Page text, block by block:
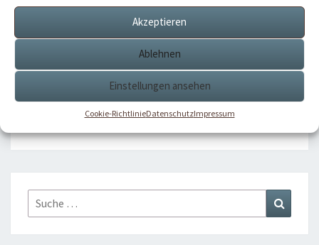
Akzeptieren
Ablehnen
Einstellungen ansehen
Cookie-RichtlinieDatenschutzImpressum
NÄCHSTER
Hoffnungslichter – Lieder Und Geschichten Zwischen
Himmel Und Erde
Suche
nach: